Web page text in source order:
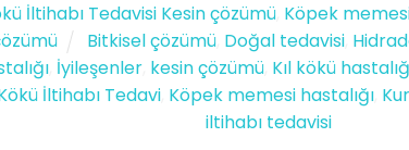
İltihabı Tedavisi Kesin çözümü Köpek
Bitkisel çözümü Doğal tedavisi
İyileşenler kesin çözümü Kıl kökü
İltihabı Tedavi Köpek memesi hastalığı
iltihabı tedavisi